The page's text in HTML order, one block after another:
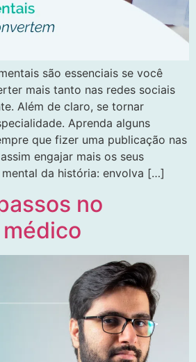
são essenciais se você
mais tanto nas redes sociais
Além de claro, se tornar
Aprenda alguns
que fizer uma publicação nas
engajar mais os seus
da história: envolva […]
no